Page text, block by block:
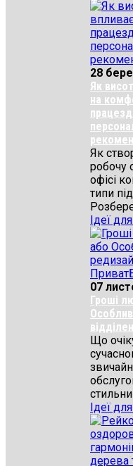
28
Як
на
Як
робочу
офісі
типи
Ідеї
07
Гроші
Що
Ідеї